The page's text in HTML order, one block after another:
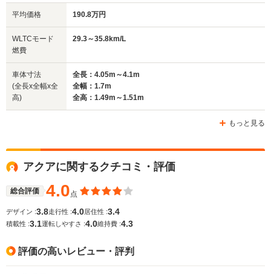
平均価格 190.8万円
WLTCモード
燃費
29.3～35.8km/L
車体寸法
(全長x全幅x全
高)
全長：4.05m～4.1m
全幅：1.7m
全高：1.49m～1.51m
もっと見る
アクアに関するクチコミ・評価
総合評価 4.0 点
デザイン :3.8走行性 :4.0居住性 :3.4
積載性 :3.1運転しやすさ :4.0維持費 :4.3
評価の高いレビュー・評判